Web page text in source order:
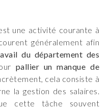
une activité courante à
généralement afin
du département des
pallier un manque de
cela consiste à
la gestion des salaires.
cette tâche souvent